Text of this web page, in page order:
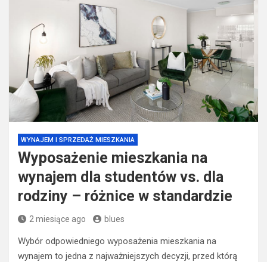
WYNAJEM I SPRZEDAŻ MIESZKANIA
Wyposażenie mieszkania na
wynajem dla studentów vs. dla
rodziny – różnice w standardzie
2 miesiące ago blues
Wybór odpowiedniego wyposażenia mieszkania na
wynajem to jedna z najważniejszych decyzji, przed którą